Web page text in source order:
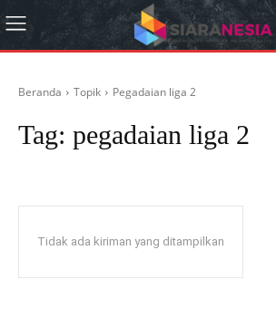
Beranda Topik Pegadaian liga 2
Tag: pegadaian liga 2
Tidak ada kiriman yang ditampilkan